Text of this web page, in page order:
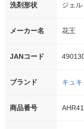
洗剤形状 ジェル
メーカー名 花王
JANコード
ブランド キュキ
商品番号